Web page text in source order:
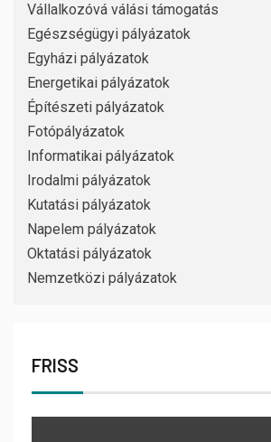
Vállalkozóvá válási támogatás
Egészségügyi pályázatok
Egyházi pályázatok
Energetikai pályázatok
Építészeti pályázatok
Fotópályázatok
Informatikai pályázatok
Irodalmi pályázatok
Kutatási pályázatok
Napelem pályázatok
Oktatási pályázatok
Nemzetközi pályázatok
FRISS